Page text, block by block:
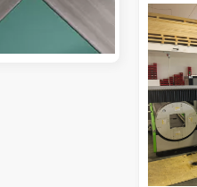
год: как станки для резки